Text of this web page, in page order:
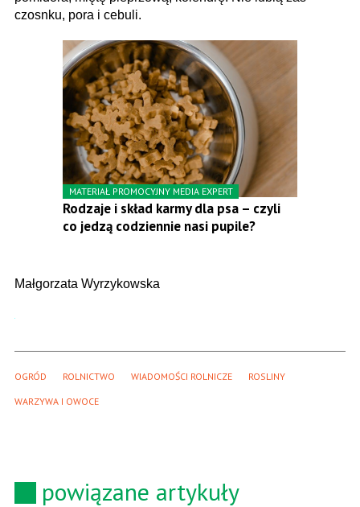
czosnku, pora i cebuli.
MATERIAŁ PROMOCYJNY MEDIA EXPERT
Rodzaje i skład karmy dla psa – czyli
co jedzą codziennie nasi pupile?
Małgorzata Wyrzykowska
OGRÓD ROLNICTWO WIADOMOŚCI ROLNICZE ROSLINY
WARZYWA I OWOCE
powiązane artykuły